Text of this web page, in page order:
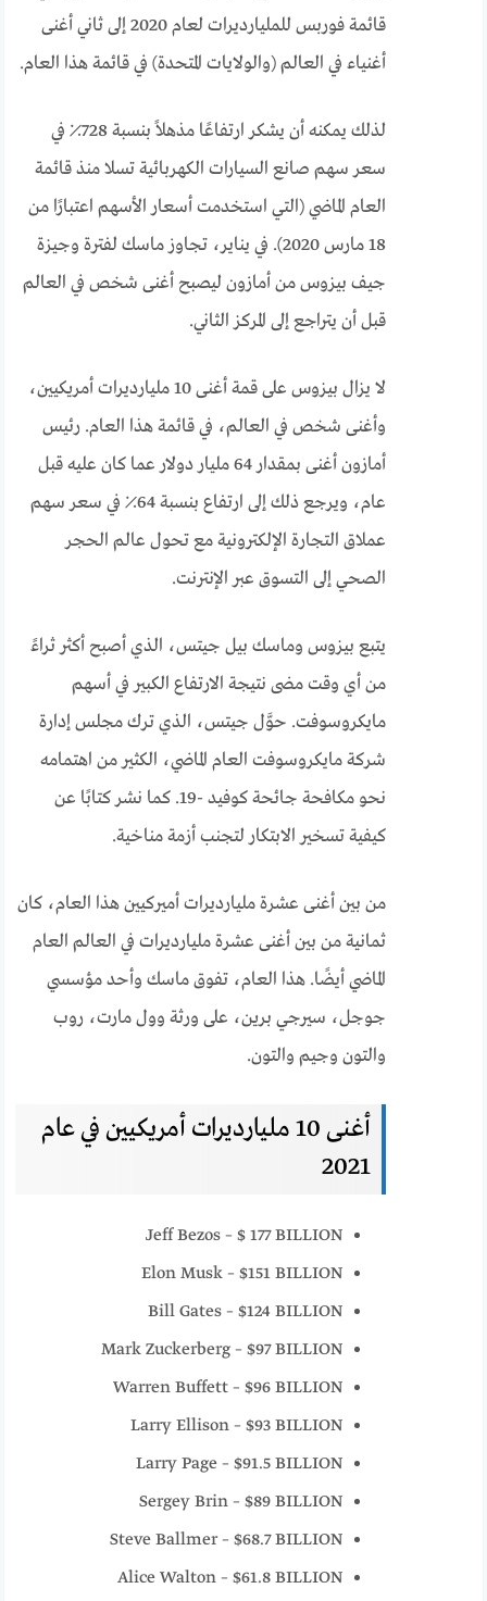
قائمة فوربس للمليارديرات لعام 2020 إلى ثاني أغنى
أغنياء في العالم (والولايات المتحدة) في قائمة هذا العام.
لذلك يمكنه أن يشكر ارتفاعًا مذهلاً بنسبة 728٪ في
سعر سهم صانع السيارات الكهربائية تسلا منذ قائمة
العام الماضي (التي استخدمت أسعار الأسهم اعتبارًا من
18 مارس 2020). في يناير، تجاوز ماسك لفترة وجيزة
جيف بيزوس من أمازون ليصبح أغنى شخص في العالم
قبل أن يتراجع إلى المركز الثاني.
لا يزال بيزوس على قمة أغنى 10 مليارديرات أمريكيين،
وأغنى شخص في العالم، في قائمة هذا العام. رئيس
أمازون أغنى بمقدار 64 مليار دولار عما كان عليه قبل
عام، ويرجع ذلك إلى ارتفاع بنسبة 64٪ في سعر سهم
عملاق التجارة الإلكترونية مع تحول عالم الحجر
الصحي إلى التسوق عبر الإنترنت.
يتبع بيزوس وماسك بيل جيتس، الذي أصبح أكثر ثراءً
من أي وقت مضى نتيجة الارتفاع الكبير في أسهم
مايكروسوفت. حوَّل جيتس، الذي ترك مجلس إدارة
شركة مايكروسوفت العام الماضي، الكثير من اهتمامه
نحو مكافحة جائحة كوفيد -19. كما نشر كتابًا عن
كيفية تسخير الابتكار لتجنب أزمة مناخية.
من بين أغنى عشرة مليارديرات أميركيين هذا العام، كان
ثمانية من بين أغنى عشرة مليارديرات في العالم العام
الماضي أيضًا. هذا العام، تفوق ماسك وأحد مؤسسي
جوجل، سيرجي برين، على ورثة وول مارت، روب
والتون وجيم والتون.
أغنى 10 مليارديرات أمريكيين في عام
2021
Jeff Bezos – $ 177 BILLION
Elon Musk – $151 BILLION
Bill Gates – $124 BILLION
Mark Zuckerberg – $97 BILLION
Warren Buffett – $96 BILLION
Larry Ellison – $93 BILLION
Larry Page – $91.5 BILLION
Sergey Brin – $89 BILLION
Steve Ballmer – $68.7 BILLION
Alice Walton – $61.8 BILLION